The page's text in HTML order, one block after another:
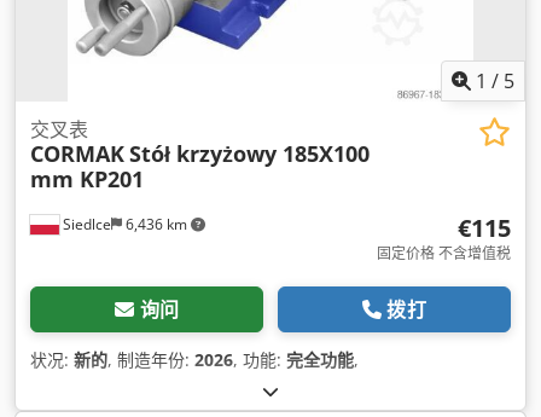
1 / 5
Siedlce 6,436 km
交叉表
CORMAKStół krzyżowy 185X100
mm KP201
€115
固定价格 不含增值税
询问 拨打
状况: 新的, 制造年份: 2026, 功能: 完全功能,